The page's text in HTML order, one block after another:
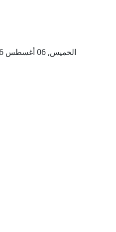
الخميس, 06 أغسطس 2026 – 23 صفر 1448 هـ